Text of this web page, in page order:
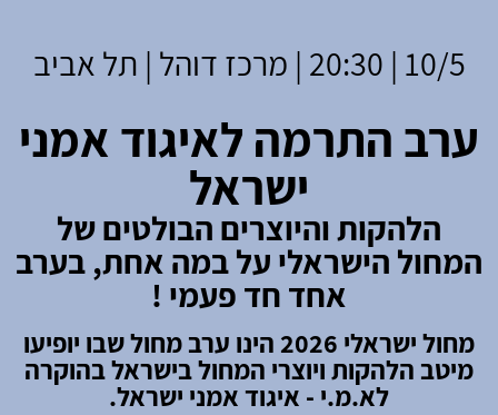
10/5 | 20:30 | מרכז דוהל | תל אביב
ערב התרמה לאיגוד אמני
ישראל
הלהקות והיוצרים הבולטים של
המחול הישראלי על במה אחת, בערב
אחד חד פעמי !
מחול ישראלי 2026 הינו ערב מחול שבו יופיעו
מיטב הלהקות ויוצרי המחול בישראל בהוקרה
לא.מ.י - איגוד אמני ישראל.